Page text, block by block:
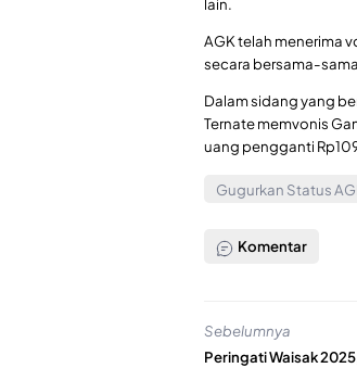
AGK telah menerima
secara bersama-
Dalam sidang yang
Ternate memvonis
uang pengganti
Gugurkan Status
Komentar
Sebelumnya
Peringati Waisak